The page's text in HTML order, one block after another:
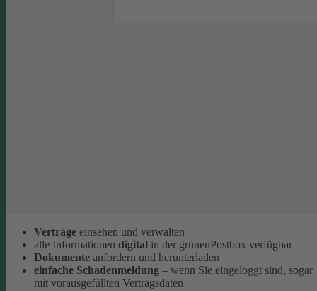
Verträge einsehen und verwalten
alle Informationen digital in der grünenPostbox verfügbar
Dokumente anfordern und herunterladen
einfache Schadenmeldung – wenn Sie eingeloggt sind, sogar
mit vorausgefüllten Vertragsdaten